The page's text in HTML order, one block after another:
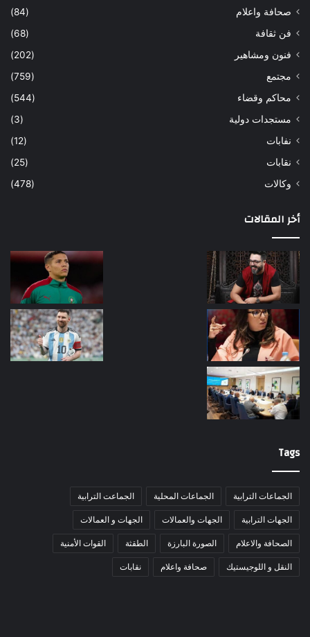
صحافة واعلام
(84)
فن ثقافة
(68)
فنون ومشاهير
(202)
مجتمع
(759)
محاكم وقضاء
(544)
مستجدات دولية
(3)
نفابات
(12)
نقابات
(25)
وكالات
(478)
أخر المقالات
Tags
الجماعات الترابية الجماعات المحلية الجماعت الترابية
الجهات الترابية الجهات والعمالات الجهات و العمالات
الصحافة والاعلام الصورة البارزة الطقثة القوات الأمنية
النقل و اللوجيستيك صحافة واعلام نقابات